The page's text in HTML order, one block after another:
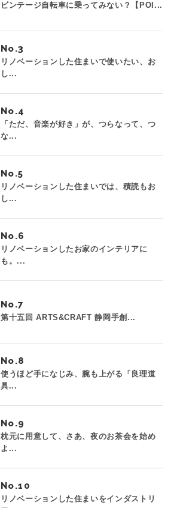
ビンテージ自転車に乗ってみない？【POI...
No.
リノベーションした住まいで使いたい、お
し...
No.
「ただ、音楽が好き」が、つらなって、つ
な...
No.
リノベーションした住まいでは、積読もお
し...
No.
リノベーションしたお家のインテリアに
も。...
No.
第十五回 ARTS&CRAFT 静岡手創...
No.
使うほど手になじみ、腕も上がる「良理道
具...
No.
枕元に用意して、さあ、夜のお茶会を始め
よ...
No.
リノベーションした住まいをインダストリ